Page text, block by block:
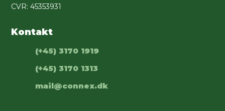
CVR: 45353931
Kontakt
(+45) 3170 1919
(+45) 3170 1313
mail@connex.dk